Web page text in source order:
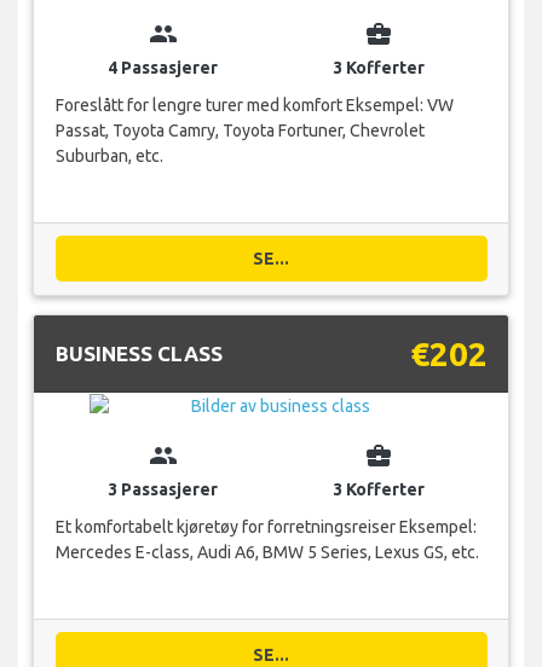
group
4 Passasjerer
business_center
3 Kofferter
Foreslått for lengre turer med komfort Eksempel: VW
Passat, Toyota Camry, Toyota Fortuner, Chevrolet
Suburban, etc.
SE...
BUSINESS CLASS €202
group
3 Passasjerer
business_center
3 Kofferter
Et komfortabelt kjøretøy for forretningsreiser Eksempel:
Mercedes E-class, Audi A6, BMW 5 Series, Lexus GS, etc.
SE...